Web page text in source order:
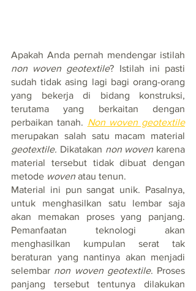
non woven geotextile? Istilah ini pasti
sudah tidak asing lagi bagi orang-orang
yang bekerja di bidang konstruksi,
terutama yang berkaitan dengan
perbaikan tanah. Non woven geotextile
geotextile. Dikatakan non woven karena
material tersebut tidak dibuat dengan
metode woven atau tenun.
Material ini pun sangat unik. Pasalnya,
untuk menghasilkan satu lembar saja
akan memakan proses yang panjang.
Pemanfaatan teknologi akan
menghasilkan kumpulan serat tak
beraturan yang nantinya akan menjadi
selembar non woven geotextile. Proses
panjang tersebut tentunya dilakukan